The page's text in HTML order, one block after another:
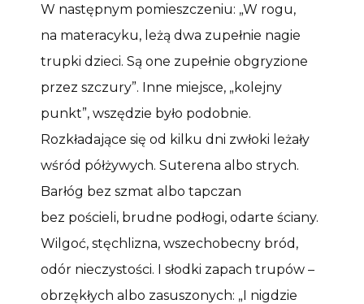
W następnym pomieszczeniu: „W rogu,
na materacyku, leżą dwa zupełnie nagie
trupki dzieci. Są one zupełnie obgryzione
przez szczury”. Inne miejsce, „kolejny
punkt”, wszędzie było podobnie.
Rozkładające się od kilku dni zwłoki leżały
wśród półżywych. Suterena albo strych.
Barłóg bez szmat albo tapczan
bez pościeli, brudne podłogi, odarte ściany.
Wilgoć, stęchlizna, wszechobecny bród,
odór nieczystości. I słodki zapach trupów –
obrzękłych albo zasuszonych: „I nigdzie